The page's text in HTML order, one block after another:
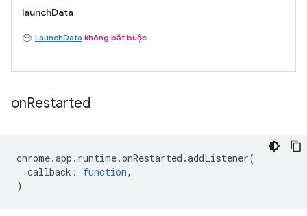
launchData
LaunchData không bắt buộc
onRestarted
chrome.app . runtime.onRestarted .addListener(
callback : function,
)